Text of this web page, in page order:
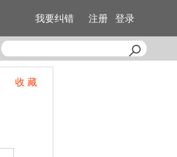
我要纠错 注册 登录
收 藏